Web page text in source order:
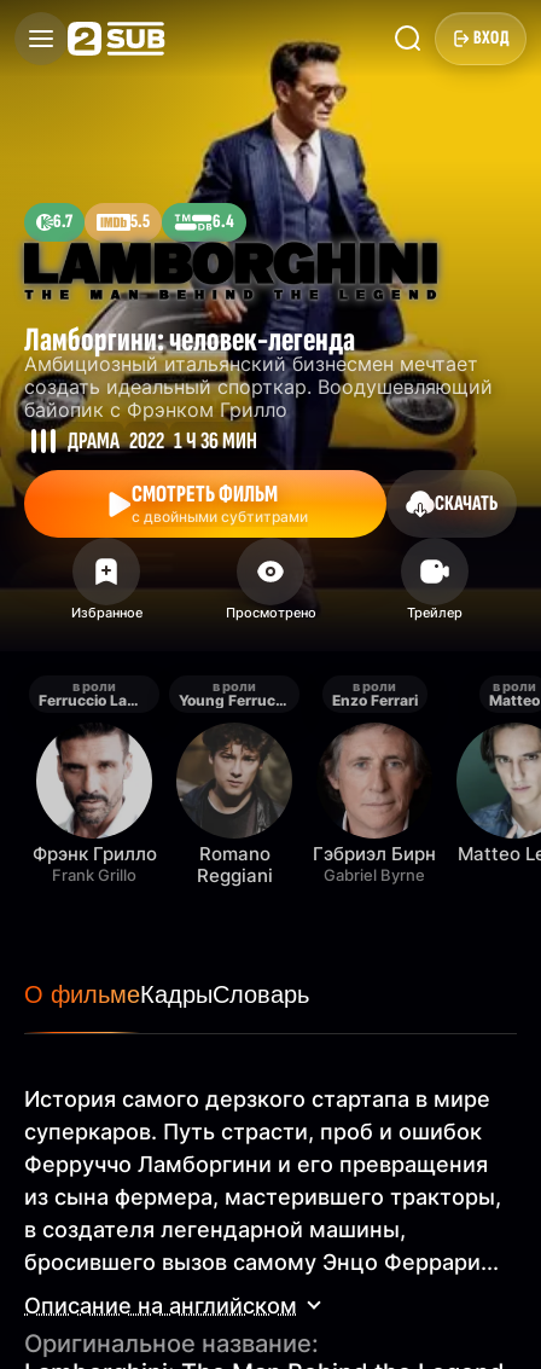
ВХОД
6.7 5.5 6.4
Ламборгини: человек-легенда
Амбициозный итальянский бизнесмен мечтает
создать идеальный спорткар. Воодушевляющий
байопик с Фрэнком Грилло
ДРАМА 2022 1 Ч 36 МИН
СМОТРЕТЬ ФИЛЬМ
с двойными субтитрами
СКАЧАТЬ
в роли
Ferruccio Lamborghini
Фрэнк Грилло
Frank Grillo
в роли
Young Ferruccio Lamborghini
Romano
Reggiani
в роли
Enzo Ferrari
Гэбриэл Бирн
Gabriel Byrne
в роли
Matteo
Matteo
О фильмеКадрыСловарь
История самого дерзкого стартапа в мире
суперкаров. Путь страсти, проб и ошибок
Ферруччо Ламборгини и его превращения
из сына фермера, мастерившего тракторы,
в создателя легендарной машины,
бросившего вызов самому Энцо Феррари...
Описание на английском
Оригинальное название: